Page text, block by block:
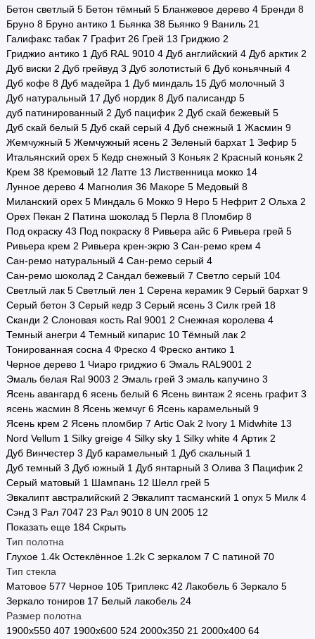
Бетон светлый 5 Бетон тёмный 5 Бланжевое дерево 4 Бренди 8
Бруно 8 Бруно антико 1 Бьянка 38 Бьянко 9 Ваниль 21
Галифакс табак 7 Графит 26 Грей 13 Гриджио 2
Гриджио антико 1 Дуб RAL 9010 4 Дуб английский 4 Дуб арктик 2
Дуб виски 2 Дуб грейвуд 3 Дуб золотистый 6 Дуб коньячный 4
Дуб кофе 8 Дуб мадейра 1 Дуб миндаль 15 Дуб молочный 3
Дуб натуральный 17 Дуб нордик 8 Дуб палисандр 5
дуб патинированный 2 Дуб пацифик 2 Дуб скай бежевый 5
Дуб скай белый 5 Дуб скай серый 4 Дуб снежный 1 Жасмин 9
Жемчужный 5 Жемчужный ясень 2 Зеленый бархат 1 Зефир 5
Итальянский орех 5 Кедр снежный 3 Коньяк 2 Красный коньяк 2
Крем 38 Кремовый 12 Латте 13 Лиственница мокко 14
Лунное дерево 4 Магнолия 36 Макоре 5 Медовый 8
Миланский орех 5 Миндаль 6 Мокко 9 Неро 5 Нефрит 2 Ольха 2
Орех Пекан 2 Патина шоколад 5 Перла 8 Пломбир 8
Под окраску 43 Под покраску 8 Ривьера айс 6 Ривьера грей 5
Ривьера крем 2 Ривьера крен-экрю 3 Сан-ремо крем 4
Сан-ремо натуральный 4 Сан-ремо серый 4
Сан-ремо шоколад 2 Сандал бежевый 7 Светло серый 104
Светлый лак 5 Светлый лен 1 Серена керамик 9 Серый бархат 9
Серый бетон 3 Серый кедр 3 Серый ясень 3 Силк грей 18
Сканди 2 Слоновая кость Ral 9001 2 Снежная королева 4
Темный анегри 4 Темный кипарис 10 Тёмный лак 2
Тонированная сосна 4 Фреско 4 Фреско антико 1
Черное дерево 1 Чиаро гриджио 6 Эмаль RAL9001 2
Эмаль белая Ral 9003 2 Эмаль грей 3 эмаль капучино 3
Ясень авангард 6 ясень белый 6 Ясень винтаж 2 ясень графит 3
ясень жасмин 8 Ясень жемчуг 6 Ясень карамельный 9
Ясень крем 2 Ясень пломбир 7 Artic Oak 2 lvory 1 Midwhite 13
Nord Vellum 1 Silky greige 4 Silky sky 1 Silky white 4 Артик 2
Дуб Винчестер 3 Дуб карамельный 1 Дуб скальный 1
Дуб темный 3 Дуб южный 1 Дуб янтарный 3 Олива 3 Пацифик 2
Серый матовый 1 Шампань 12 Шелл грей 5
Эвкалипт австралийский 2 Эвкалипт тасманский 1 onyx 5 Милк 4
Сэнд 3 Рал 7047 23 Рал 9010 8 UN 2005 12
Показать еще 184 Скрыть
Тип полотна
Глухое 1.4k Остеклённое 1.2k С зеркалом 7 С патиной 70
Тип стекла
Матовое 577 Черное 105 Триплекс 42 Лакобель 6 Зеркало 5
Зеркало тониров 17 Белый лакобель 24
Размер полотна
1900х550 407 1900х600 524 2000х350 21 2000х400 64